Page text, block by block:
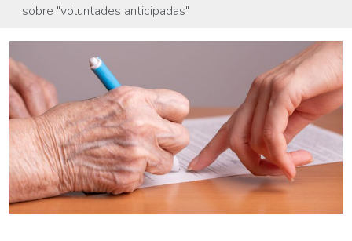
sobre "voluntades anticipadas"